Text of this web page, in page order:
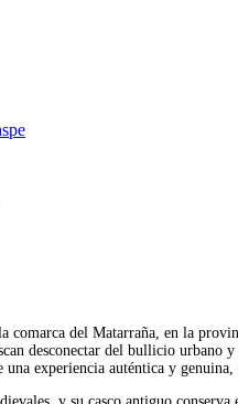
comarca del Matarraña, en la
desconectar del bullicio urbano
experiencia auténtica y